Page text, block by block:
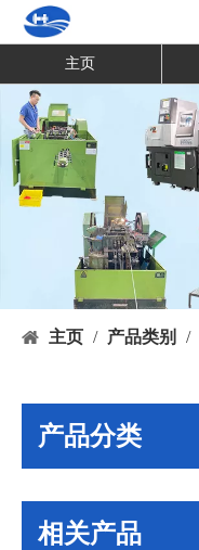
主页
主页 / 产品类别 /
产品分类
相关产品